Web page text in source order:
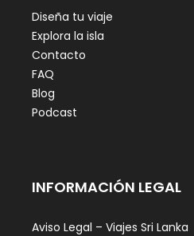
Diseña tu viaje
Explora la isla
Contacto
FAQ
Blog
Podcast
INFORMACIÓN LEGAL
Aviso Legal – Viajes Sri Lanka